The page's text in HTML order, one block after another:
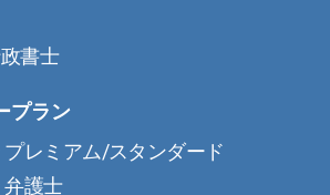
書士
プラン
プレミアム/スタンダード
弁護士